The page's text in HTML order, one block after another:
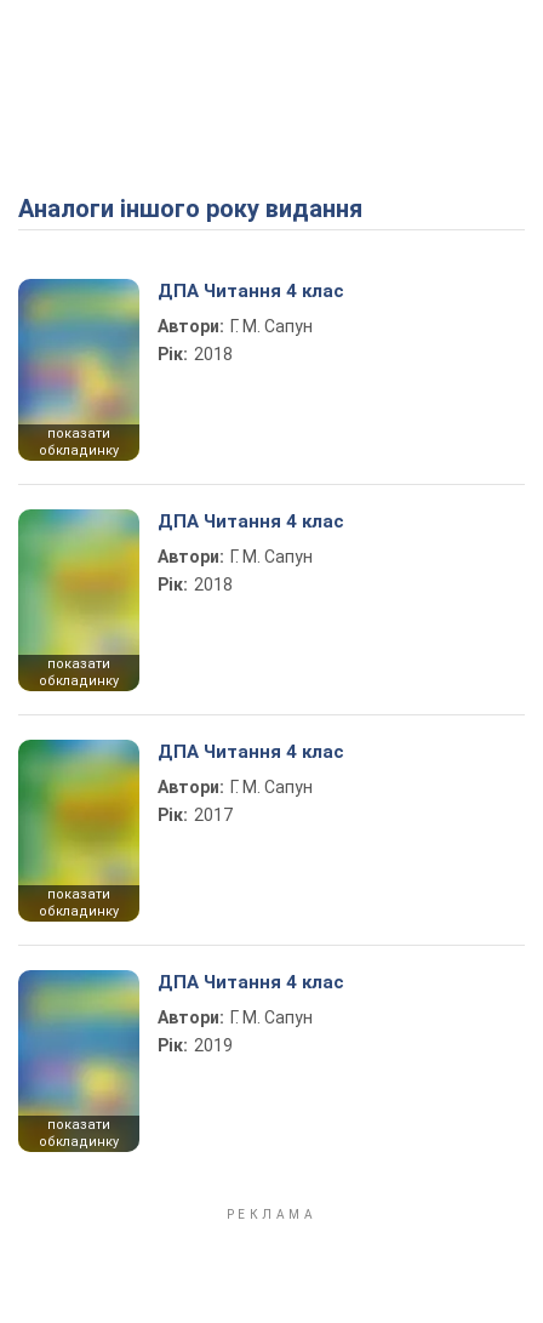
Аналоги іншого року видання
показати
обкладинку
ДПА Читання 4 клас
Автори: Г. М. Сапун
Рік: 2018
показати
обкладинку
ДПА Читання 4 клас
Автори: Г. М. Сапун
Рік: 2018
показати
обкладинку
ДПА Читання 4 клас
Автори: Г. М. Сапун
Рік: 2017
показати
обкладинку
ДПА Читання 4 клас
Автори: Г. М. Сапун
Рік: 2019